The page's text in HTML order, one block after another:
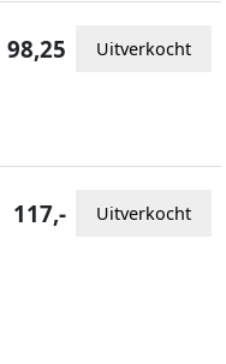
98,25 Uitverkocht
117,- Uitverkocht